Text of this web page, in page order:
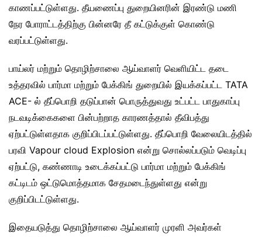
காணப்பட்டுள்ளது. தீயணைப்பு துறையினரின் இரண்டு மணி
நேர போராட்டத்திற்கு பின்னரே தீ கட்டுக்குள் கொண்டு
வரப்பட்டுள்ளது.
பாய்லர் மற்றும் தொழிற்சாலை ஆய்வாளர் வெளியிட்ட தடை
உத்தரவில் பார்மா மற்றும் பேக்கிங் துறையில் இயக்கப்பட்ட TATA
ACE- ல் தீப்பொறி தடுப்பான் பொருத்துவது உட்பட்ட பாதுகாப்பு
நடவடிக்கைகளை பின்பற்றாத காரணத்தால் தீவிபத்து
ஏற்பட்டுள்ளதாக குறிப்பிடப்பட்டுள்ளது. தீப்பொறி வேலையிடத்தில்
பரவி Vapour cloud Explosion என்று சொல்லப்படும் வெடிப்பு
ஏற்பட்டு, கண்ணாடி உடைக்கப்பட்டு பார்மா மற்றும் பேக்கிங்
கட்டிடம் ஒட்டுமொத்தமாக சேதமடைந்துள்ளது என்று
குறிப்பிடட்டுள்ளது.
இதையடுத்து தொழிற்சாலை ஆய்வாளர் முரளி அவர்கள்